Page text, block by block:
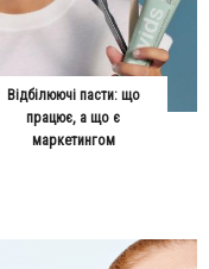
Відбілюючі пасти: що
працює, а що є
маркетингом